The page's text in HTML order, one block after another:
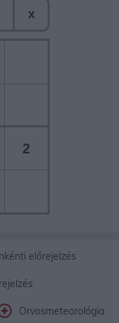
előrejelzés
Orvosmeteorológia
x
2